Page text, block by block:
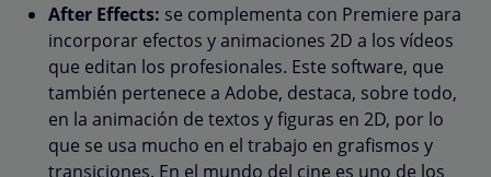
After Effects: se complementa con Premiere para
incorporar efectos y animaciones 2D a los vídeos
que editan los profesionales. Este software, que
también pertenece a Adobe, destaca, sobre todo,
en la animación de textos y figuras en 2D, por lo
que se usa mucho en el trabajo en grafismos y
transiciones. En el mundo del cine es uno de los